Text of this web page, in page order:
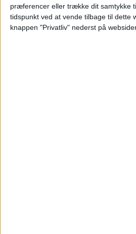
præferencer eller trække dit samtykke
tidspunkt ved at vende tilbage til dette
knappen "Privatliv" nederst på
HOTEL